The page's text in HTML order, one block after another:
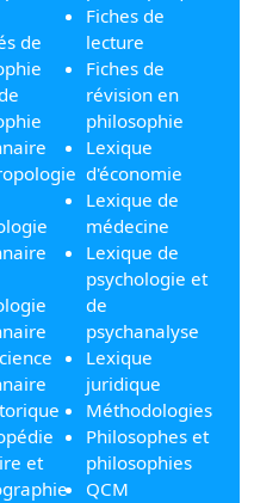
de
et
Fiches de
lecture
Fiches de
révision en
philosophie
Lexique
d'économie
Lexique de
médecine
Lexique de
psychologie et
de
psychanalyse
Lexique
juridique
Méthodologies
Philosophes et
philosophies
QCM